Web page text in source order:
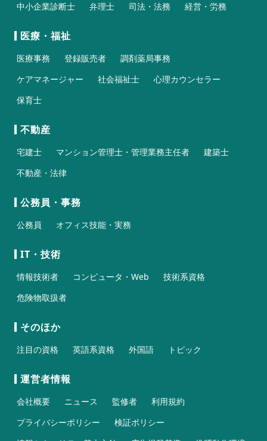
中小企業診断士
弁理士 司法・法務 経営・労務
医療・福祉
医療事務 登録販売者
調剤薬局事務
ケアマネージャー
社会福祉士
心理カウンセラー
保育士
不動産
宅建士 マンション管理士・管理業務主任者
建築士
不動産・法律
公務員・事務
公務員 オフィス技能・実務
IT・技術
情報技術者 コンピュータ・Web
技術系資格
危険物取扱者
そのほか
注目の資格 英語系資格 外国語 トピック
運営者情報
会社概要 ニュース 監修者
利用規約
プライバシーポリシー
検証ポリシー